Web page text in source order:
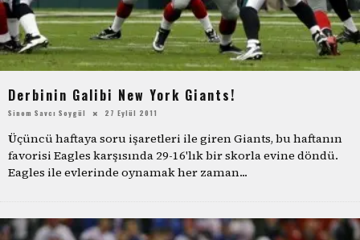
Derbinin Galibi New York Giants!
Sinem Savcı Soygül 27 Eylül 2011
Üçüncü haftaya soru işaretleri ile giren Giants, bu haftanın
favorisi Eagles karşısında 29-16'lık bir skorla evine döndü.
Eagles ile evlerinde oynamak her zaman...